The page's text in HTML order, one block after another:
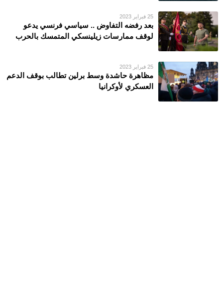
25 فبراير 2023
بعد رفضه التفاوض .. سياسي فرنسي يدعو
لوقف ممارسات زيلينسكي المتمسك بالحرب
25 فبراير 2023
مظاهرة حاشدة وسط برلين تطالب بوقف الدعم
العسكري لأوكرانيا